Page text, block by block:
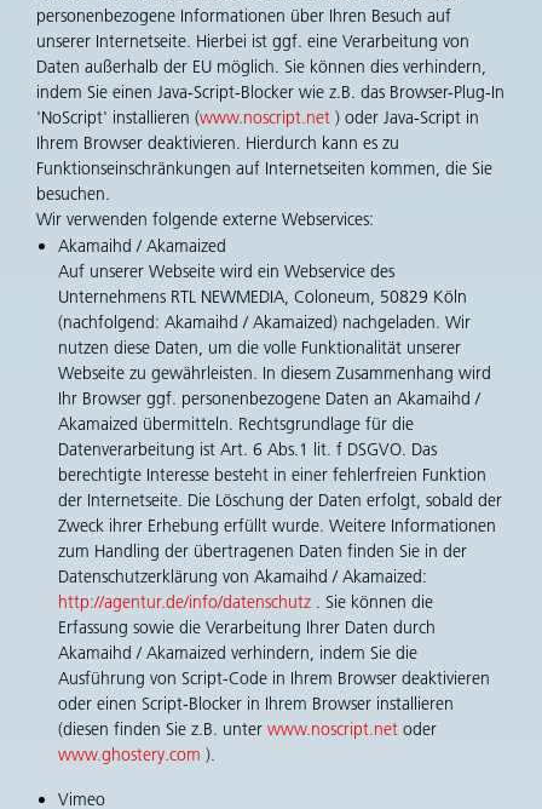
personenbezogene Informationen über Ihren Besuch auf
unserer Internetseite. Hierbei ist ggf. eine Verarbeitung von
Daten außerhalb der EU möglich. Sie können dies verhindern,
indem Sie einen Java-Script-Blocker wie z.B. das Browser-Plug-In
'NoScript' installieren (www.noscript.net ) oder Java-Script in
Ihrem Browser deaktivieren. Hierdurch kann es zu
Funktionseinschränkungen auf Internetseiten kommen, die Sie
besuchen.
Wir verwenden folgende externe Webservices:
Akamaihd / Akamaized
Auf unserer Webseite wird ein Webservice des
Unternehmens RTL NEWMEDIA, Coloneum, 50829 Köln
(nachfolgend: Akamaihd / Akamaized) nachgeladen. Wir
nutzen diese Daten, um die volle Funktionalität unserer
Webseite zu gewährleisten. In diesem Zusammenhang wird
Ihr Browser ggf. personenbezogene Daten an Akamaihd /
Akamaized übermitteln. Rechtsgrundlage für die
Datenverarbeitung ist Art. 6 Abs.1 lit. f DSGVO. Das
berechtigte Interesse besteht in einer fehlerfreien Funktion
der Internetseite. Die Löschung der Daten erfolgt, sobald der
Zweck ihrer Erhebung erfüllt wurde. Weitere Informationen
zum Handling der übertragenen Daten finden Sie in der
Datenschutzerklärung von Akamaihd / Akamaized:
http://agentur.de/info/datenschutz . Sie können die
Erfassung sowie die Verarbeitung Ihrer Daten durch
Akamaihd / Akamaized verhindern, indem Sie die
Ausführung von Script-Code in Ihrem Browser deaktivieren
oder einen Script-Blocker in Ihrem Browser installieren
(diesen finden Sie z.B. unter www.noscript.net oder
www.ghostery.com ).
Vimeo